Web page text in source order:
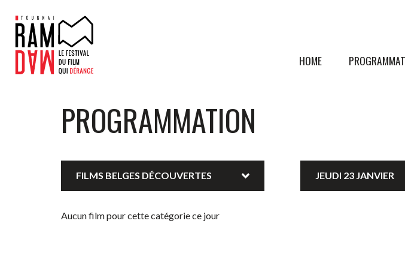
HOME
PROGRAMMATION
FILMS BELGES DÉCOUVERTES JEUDI 23 JANVIER
Aucun film pour cette catégorie ce jour